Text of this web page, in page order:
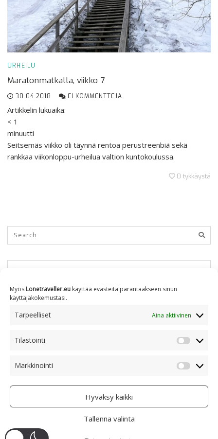
Myös Lonetraveller.eu käyttää evästeitä parantaakseen sinun
käyttäjäkokemustasi.
Tarpeelliset Aina aktiivinen
Tilastointi
Markkinointi
Hyväksy kaikki
Tallenna valinta
URHEILU
Maratonmatkalla, viikko 7
30.04.2018 EI KOMMENTTEJA
Artikkelin lukuaika:
< 1
minuutti
Seitsemäs viikko oli täynnä rentoa perustreenbiä sekä
rankkaa viikonloppu-urheilua valtion kuntokoulussa.
0 tykkäystä
Kuukausittain
Aiheittain
COPYRIGHT © 2005 - 2023 RAMI RANTA